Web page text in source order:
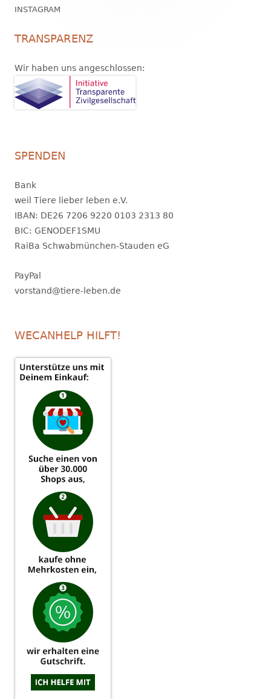
INSTAGRAM
TRANSPARENZ
Wir haben uns angeschlossen:
SPENDEN
Bank
weil Tiere lieber leben e.V.
IBAN: DE26 7206 9220 0103 2313 80
BIC: GENODEF1SMU
RaiBa Schwabmünchen-Stauden eG
PayPal
vorstand@tiere-leben.de
WECANHELP HILFT!